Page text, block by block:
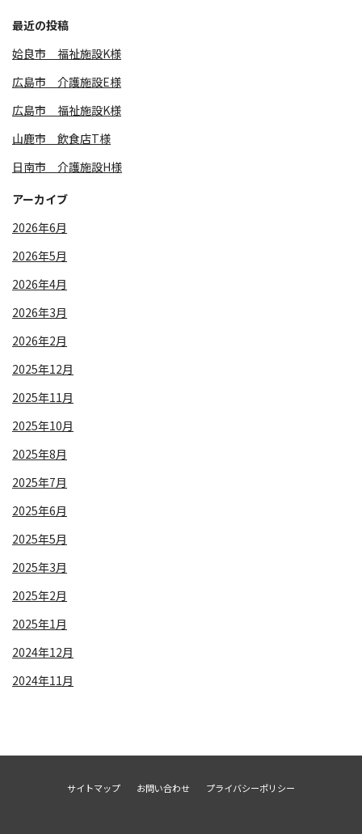
最近の投稿
姶良市 福祉施設K様
広島市 介護施設E様
広島市 福祉施設K様
山鹿市 飲食店T様
日南市 介護施設H様
アーカイブ
2026年6月
2026年5月
2026年4月
2026年3月
2026年2月
2025年12月
2025年11月
2025年10月
2025年8月
2025年7月
2025年6月
2025年5月
2025年3月
2025年2月
2025年1月
2024年12月
2024年11月
サイトマップ お問い合わせ プライバシーポリシー